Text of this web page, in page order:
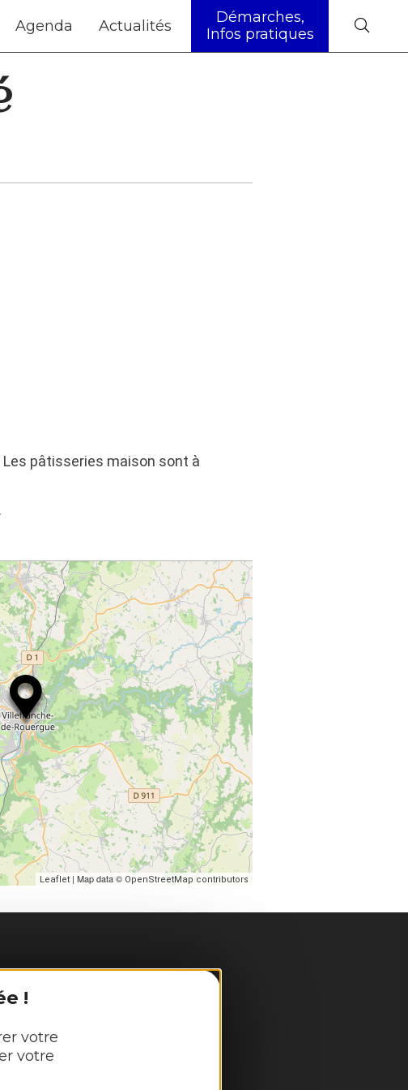
!
votre
votre
Agenda Actualités
Démarches,
Infos pratiques
pâtisseries maison sont à
Leaflet| Map data © OpenStreetMap contributors